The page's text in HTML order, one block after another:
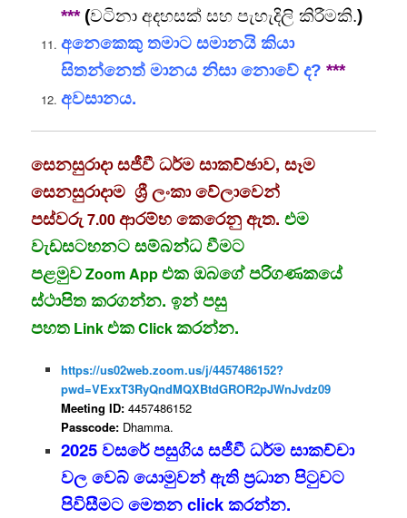
*** (වටිනා අදහසක් සහ පැහැදිලි කිරීමකි.)
අනෙකෙකු තමාට සමානයි කියා
සිතන්නෙත් මානය නිසා නොවේ ද? ***
අවසානය.
සෙනසුරාදා සජීවී ධර්ම සාකච්ඡාව, සෑම
සෙනසුරාදාම ශ්‍රී ලංකා වේලාවෙන්
පස්වරු 7.00ආරම්භ කෙරෙනු ඇත. එම
වැඩසටහනට සම්බන්ධ වීමට
පළමුවZoom Appඑක ඔබගේ පරිගණකයේ
ස්ථාපිත කරගන්න. ඉන් පසු
පහත LinkඑකClickකරන්න.
https://us02web.zoom.us/j/4457486152?
pwd=VExxT3RyQndMQXBtdGROR2pJWnJvdz09
Meeting ID: 4457486152
Passcode: Dhamma.
2025 වසරේ පසුගිය සජීවී ධර්ම සාකච්චා
වල වෙබ් යොමුවන් ඇති ප්‍රධාන පිටුවට
පිවිසීමට මෙතන click කරන්න.